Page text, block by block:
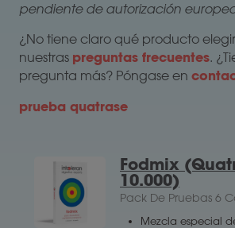
pendiente de autorización
¿No tiene claro qué producto
nuestras preguntas frecuentes.
pregunta más? Póngase en
prueba quatrase
Fodmix
10.000)
Pack De Pruebas 6
Mezcla especial